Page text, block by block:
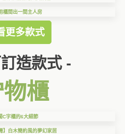
櫃間出一間主人房
更多款式
造款式 -
櫃
C字櫃的6大細節
】白木簡約風的夢幻家居